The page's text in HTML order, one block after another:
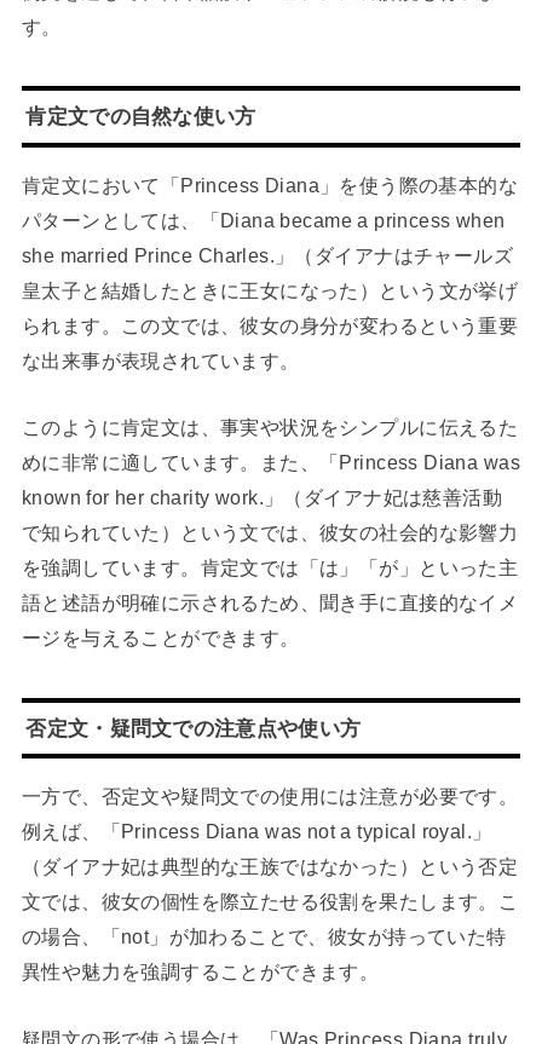
す。
肯定文での自然な使い方
肯定文において「Princess Diana」を使う際の基本的な
パターンとしては、「Diana became a princess when
she married Prince Charles.」（ダイアナはチャールズ
皇太子と結婚したときに王女になった）という文が挙げ
られます。この文では、彼女の身分が変わるという重要
な出来事が表現されています。
このように肯定文は、事実や状況をシンプルに伝えるた
めに非常に適しています。また、「Princess Diana was
known for her charity work.」（ダイアナ妃は慈善活動
で知られていた）という文では、彼女の社会的な影響力
を強調しています。肯定文では「は」「が」といった主
語と述語が明確に示されるため、聞き手に直接的なイメ
ージを与えることができます。
否定文・疑問文での注意点や使い方
一方で、否定文や疑問文での使用には注意が必要です。
例えば、「Princess Diana was not a typical royal.」
（ダイアナ妃は典型的な王族ではなかった）という否定
文では、彼女の個性を際立たせる役割を果たします。こ
の場合、「not」が加わることで、彼女が持っていた特
異性や魅力を強調することができます。
疑問文の形で使う場合は、「Was Princess Diana truly